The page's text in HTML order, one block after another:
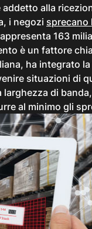
alla
i negozi sprecano
163
è un fattore
ha integrato
situazioni di
larghezza di
al minimo gli